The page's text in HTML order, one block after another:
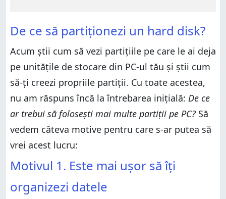
De ce să partiționezi un hard disk?
Acum știi cum să vezi partițiile pe care le ai deja
pe unitățile de stocare din PC-ul tău și știi cum
să-ți creezi propriile partiții. Cu toate acestea,
nu am răspuns încă la întrebarea inițială: De ce
ar trebui să folosești mai multe partiții pe PC?Să
vedem câteva motive pentru care s-ar putea să
vrei acest lucru:
Motivul 1. Este mai ușor să îți
organizezi datele